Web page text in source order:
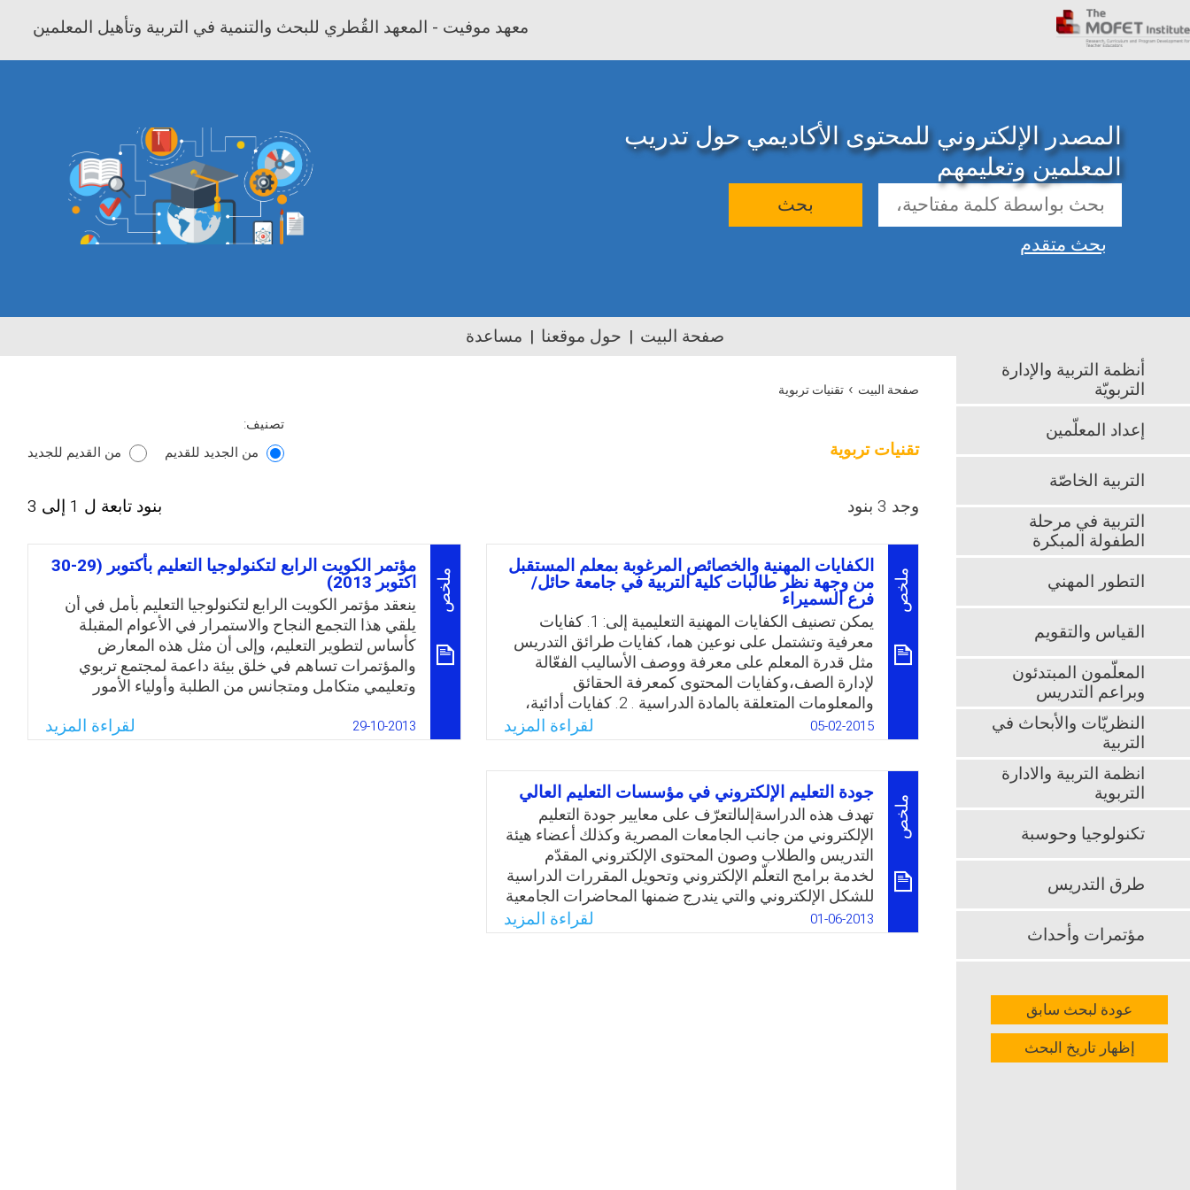
معهد موفيت - المعهد القُطري للبحث والتنمية في التربية وتأهيل المعلمين
المصدر الإلكتروني للمحتوى الأكاديمي حول تدريب
المعلمين وتعليمهم
بحث
بحث متقدم
صفحة البيت حول موقعنا مساعدة
صفحة البيت › تقنيات تربوية
تقنيات تربوية
تصنيف:
من الجديد للقديم
من القديم للجديد
وجد 3 بنود بنود تابعة ل 1 إلى 3
ملخص
الكفايات المهنية والخصائص المرغوبة بمعلم المستقبل
من وجهة نظر طالبات كلية التربية في جامعة حائل/
فرع السميراء
يمكن تصنيف الكفايات المهنية التعليمية إلى: 1. كفايات
معرفية وتشتمل على نوعين هما، كفايات طرائق التدريس
مثل قدرة المعلم على معرفة ووصف الأساليب الفعّالة
لإدارة الصف،وكفايات المحتوى كمعرفة الحقائق
والمعلومات المتعلقة بالمادة الدراسية . 2. كفايات أدائية،
وتشمل مهارات التعليم الصفي، مثل استخدام أدوات
التقييم، ووضع خطة عمل يومي . 3. كفايات نتاجية: ويقصد
بھا ما يحققه المعلم من نواتج تعليمية لدى التلاميذ في
المجالات المعرفية والانفعالية والمھارية، وتقاس هذه
الكفايات باختبارات التحصيل أو باستطلاع آراء التلاميذ نحو
معلمھم او منخلال ملاحظة سلوك التلاميذ داخل الفصل
وخارجه .والسؤال ما هي الكفايات اللازمة لمعلم
المستقبل؟
WhatsApp
Facebook
Twitter
Email
05-02-2015 لقراءة المزيد
ملخص
مؤتمر الكويت الرابع لتكنولوجيا التعليم بأكتوبر (29-30
اكتوبر 2013)
ينعقد مؤتمر الكويت الرابع لتكنولوجيا التعليم بأمل في أن
يلقي هذا التجمع النجاح والاستمرار في الأعوام المقبلة
كأساس لتطوير التعليم، وإلى أن مثل هذه المعارض
والمؤتمرات تساهم في خلق بيئة داعمة لمجتمع تربوي
وتعليمي متكامل ومتجانس من الطلبة وأولياء الأمور
المعلومات والاتصالات والوسائط المتعددة لجعل عملية
التعليم والتعلم أكثر إثارة للاهتمام، إضافة لتحديث العملية
29-10-2013 لقراءة المزيد
ملخص
جودة التعليم الإلكتروني في مؤسسات التعليم العالي
تهدف هذه الدراسةإلىالتعرّف على معايير جودة التعليم
الإلكتروني من جانب الجامعات المصرية وكذلك أعضاء هيئة
التدريس والطلاب وصون المحتوى الإلكتروني المقدّم
لخدمة برامج التعلّم الإلكتروني وتحويل المقررات الدراسية
للشكل الإلكتروني والتي يندرج ضمنها المحاضرات الجامعية
والعروض الإلكترونية للدروس، واقتراح معايير علمية مقننة
لجودة التعلّم الإلكتروني في الجامعات المصرية على شبكة
01-06-2013 لقراءة المزيد
أنظمة التربية والإدارة
التربويّة
إعداد المعلّمين
التربية الخاصّة
التربية في مرحلة
الطفولة المبكرة
التطور المهني
القياس والتقويم
المعلّمون المبتدئون
وبراعم التدريس
النظريّات والأبحاث في
التربية
انظمة التربية والادارة
التربوية
تكنولوجيا وحوسبة
طرق التدريس
مؤتمرات وأحداث
عودة لبحث سابق
إظهار تاريخ البحث